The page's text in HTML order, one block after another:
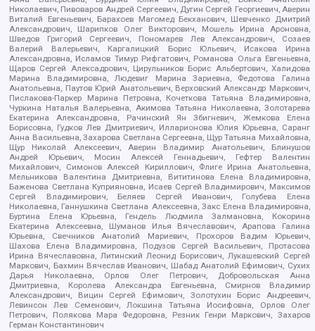
Николаевич, Пивоваров Андрей Сергеевич, Дугин Сергей Георгиевич, Аверин
Виталий Евгеньевич, Барахоев Магомед Бекханович, Шевченко Дмитрий
Александрович, Шарипков Олег Викторович, Мошель Ирина Ароновна,
Шведов Григорий Сергеевич, Пономарев Лев Александрович, Созаев
Валерий Валерьевич, Каргалицкий Борис Юльевич, Исакова Ирина
Александровна, Исламов Тимур Рифгатович, Романова Ольга Евгеньевна,
Щаров Сергей Алексадрович, Цирульников Борис Альбертович, Халидова
Марина Владимировна, Людевиг Марина Зариевна, Федотова Галина
Анатольевна, Паутов Юрий Анатольевич, Верховский Александр Маркович,
Пислакова-Паркер Марина Петровна, Кочеткова Татьяна Владимировна,
Чуркина Наталья Валерьевна, Акимова Татьяна Николаевна, Золотарева
Екатерина Александровна, Рачинский Ян Збигневич, Жемкова Елена
Борисовна, Гудков Лев Дмитриевич, Илларионова Юлия Юрьевна, Саранг
Анна Васильевна, Захарова Светлана Сергеевна, Щур Татьяна Михайловна,
Щур Николай Алексеевич, Аверин Владимир Анатольевич, Блинушов
Андрей Юрьевич, Мосин Алексей Геннадьевич, Гефтер Валентин
Михайлович, Симонов Алексей Кириллович, Флиге Ирина Анатольевна,
Мельникова Валентина Дмитриевна, Вититинова Елена Владимировна,
Баженова Светлана Куприяновна, Исаев Сергей Владимирович, Максимов
Сергей Владимирович, Беляев Сергей Иванович, Голубева Елена
Николаевна, Ганнушкина Светлана Алексеевна, Закс Елена Владимировна,
Буртина Елена Юрьевна, Гендель Людмила Залмановна, Кокорина
Екатерина Алексеевна, Шуманов Илья Вячеславович, Арапова Галина
Юрьевна, Свечников Анатолий Мариевич, Прохоров Вадим Юрьевич,
Шахова Елена Владимировна, Подузов Сергей Васильевич, Протасова
Ирина Вячеславовна, Литинский Леонид Борисович, Лукашевский Сергей
Маркович, Бахмин Вячеслав Иванович, Шабад Анатолий Ефимович, Сухих
Дарья Николаевна, Орлов Олег Петрович, Добровольская Анна
Дмитриевна, Королева Александра Евгеньевна, Смирнов Владимир
Александрович, Вицин Сергей Ефимович, Золотухин Борис Андреевич,
Левинсон Лев Семенович, Локшина Татьяна Иосифовна, Орлов Олег
Петрович, Полякова Мара Федоровна, Резник Генри Маркович, Захаров
Герман Константинович